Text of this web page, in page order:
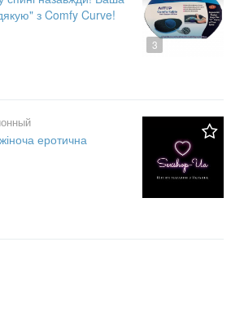
3
з Comfy Curve!
еротична